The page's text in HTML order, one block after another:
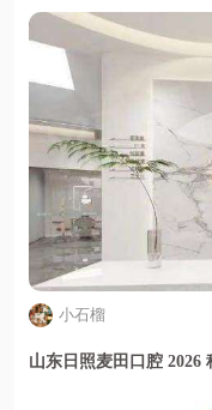
小石榴